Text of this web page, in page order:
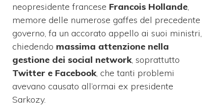
neopresidente francese Francois Hollande,
memore delle numerose gaffes del precedente
governo, fa un accorato appello ai suoi ministri,
chiedendo massima attenzione nella
gestione dei social network, soprattutto
Twitter e Facebook, che tanti problemi
avevano causato all’ormai ex presidente
Sarkozy.